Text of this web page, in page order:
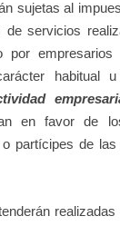
al impuesto
de servicios
por
habitual u
en favor de
partícipes de
realizadas en